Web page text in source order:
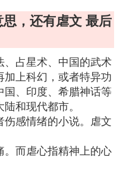
，还有虐文 最后
占星术、中国的武术
上科幻，或者特异功
、印度、希腊神话等
和现代都市。
感情绪的小说。虐文
。而虐心指精神上的心